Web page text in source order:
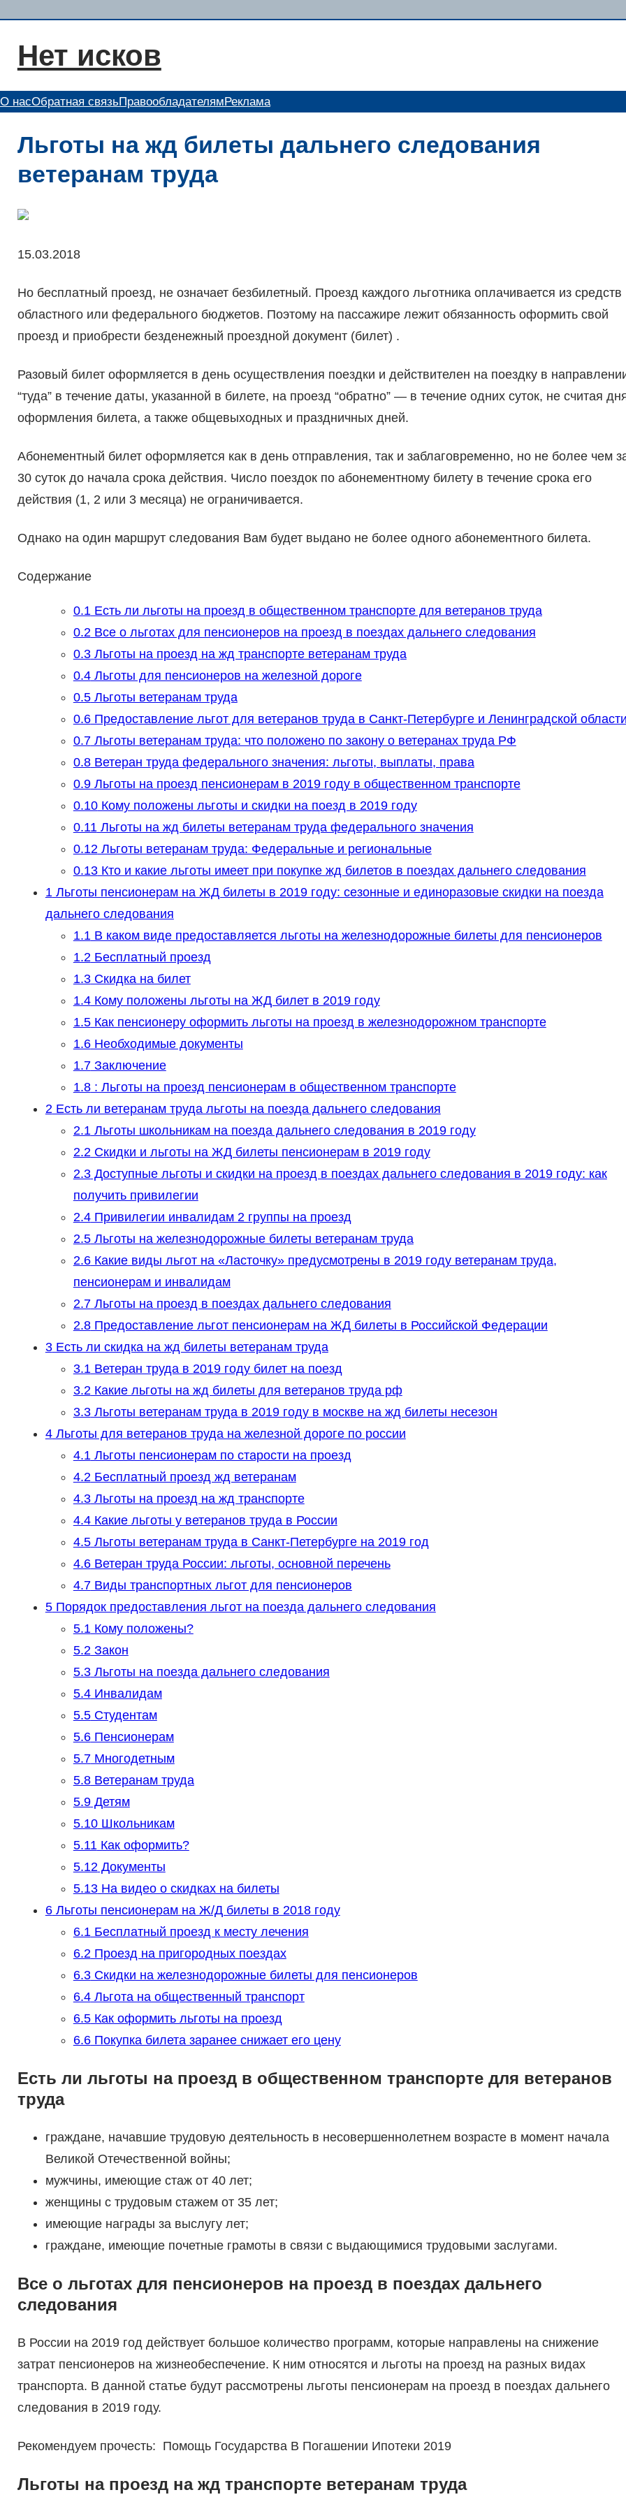
содержимому
Нет исков
О насОбратная связьПравообладателям Реклама
Льготы на жд билеты дальнего следования
ветеранам труда
15.03.2018
Но бесплатный проезд, не означает безбилетный. Проезд каждого льготника оплачивается из средств
областного или федерального бюджетов. Поэтому на пассажире лежит обязанность оформить свой
проезд и приобрести безденежный проездной документ (билет) .
Разовый билет оформляется в день осуществления поездки и действителен на поездку в
“туда” в течение даты, указанной в билете, на проезд “обратно” — в течение одних суток, не считая
оформления билета, а также общевыходных и праздничных дней.
Абонементный билет оформляется как в день отправления, так и заблаговременно, но не более чем
30 суток до начала срока действия. Число поездок по абонементному билету в течение срока его
действия (1, 2 или 3 месяца) не ограничивается.
Однако на один маршрут следования Вам будет выдано не более одного абонементного билета.
Содержание
0.1Есть ли льготы на проезд в общественном транспорте для ветеранов труда
0.2Все о льготах для пенсионеров на проезд в поездах дальнего следования
0.3Льготы на проезд на жд транспорте ветеранам труда
0.4Льготы для пенсионеров на железной дороге
0.5Льготы ветеранам труда
0.6Предоставление льгот для ветеранов труда в Санкт-Петербурге и Ленинградской
0.7Льготы ветеранам труда: что положено по закону о ветеранах труда РФ
0.8Ветеран труда федерального значения: льготы, выплаты, права
0.9Льготы на проезд пенсионерам в 2019 году в общественном транспорте
0.10Кому положены льготы и скидки на поезд в 2019 году
0.11Льготы на жд билеты ветеранам труда федерального значения
0.12Льготы ветеранам труда: Федеральные и региональные
0.13Кто и какие льготы имеет при покупке жд билетов в поездах дальнего следования
1Льготы пенсионерам на ЖД билеты в 2019 году: сезонные и единоразовые скидки на поезда
дальнего следования
1.1В каком виде предоставляется льготы на железнодорожные билеты для пенсионеров
1.2Бесплатный проезд
1.3Скидка на билет
1.4Кому положены льготы на ЖД билет в 2019 году
1.5Как пенсионеру оформить льготы на проезд в железнодорожном транспорте
1.6Необходимые документы
1.7Заключение
1.8: Льготы на проезд пенсионерам в общественном транспорте
2Есть ли ветеранам труда льготы на поезда дальнего следования
2.1Льготы школьникам на поезда дальнего следования в 2019 году
2.2Скидки и льготы на ЖД билеты пенсионерам в 2019 году
2.3Доступные льготы и скидки на проезд в поездах дальнего следования в 2019 году: как
получить привилегии
2.4Привилегии инвалидам 2 группы на проезд
2.5Льготы на железнодорожные билеты ветеранам труда
2.6Какие виды льгот на «Ласточку» предусмотрены в 2019 году ветеранам труда,
пенсионерам и инвалидам
2.7Льготы на проезд в поездах дальнего следования
2.8Предоставление льгот пенсионерам на ЖД билеты в Российской Федерации
3Есть ли скидка на жд билеты ветеранам труда
3.1Ветеран труда в 2019 году билет на поезд
3.2Какие льготы на жд билеты для ветеранов труда рф
3.3Льготы ветеранам труда в 2019 году в москве на жд билеты несезон
4Льготы для ветеранов труда на железной дороге по россии
4.1Льготы пенсионерам по старости на проезд
4.2Бесплатный проезд жд ветеранам
4.3Льготы на проезд на жд транспорте
4.4Какие льготы у ветеранов труда в России
4.5Льготы ветеранам труда в Санкт-Петербурге на 2019 год
4.6Ветеран труда России: льготы, основной перечень
4.7Виды транспортных льгот для пенсионеров
5Порядок предоставления льгот на поезда дальнего следования
5.1Кому положены?
5.2Закон
5.3Льготы на поезда дальнего следования
5.4Инвалидам
5.5Студентам
5.6Пенсионерам
5.7Многодетным
5.8Ветеранам труда
5.9Детям
5.10Школьникам
5.11Как оформить?
5.12Документы
5.13На видео о скидках на билеты
6Льготы пенсионерам на Ж/Д билеты в 2018 году
6.1Бесплатный проезд к месту лечения
6.2Проезд на пригородных поездах
6.3Скидки на железнодорожные билеты для пенсионеров
6.4Льгота на общественный транспорт
6.5Как оформить льготы на проезд
6.6Покупка билета заранее снижает его цену
Есть ли льготы на проезд в общественном транспорте для ветеранов
труда
граждане, начавшие трудовую деятельность в несовершеннолетнем возрасте в момент начала
Великой Отечественной войны;
мужчины, имеющие стаж от 40 лет;
женщины с трудовым стажем от 35 лет;
имеющие награды за выслугу лет;
граждане, имеющие почетные грамоты в связи с выдающимися трудовыми заслугами.
Все о льготах для пенсионеров на проезд в поездах дальнего
следования
В России на 2019 год действует большое количество программ, которые направлены на снижение
затрат пенсионеров на жизнеобеспечение. К ним относятся и льготы на проезд на разных видах
транспорта. В данной статье будут рассмотрены льготы пенсионерам на проезд в поездах дальнего
следования в 2019 году.
Рекомендуем прочесть: Помощь Государства В Погашении Ипотеки 2019
Льготы на проезд на жд транспорте ветеранам труда